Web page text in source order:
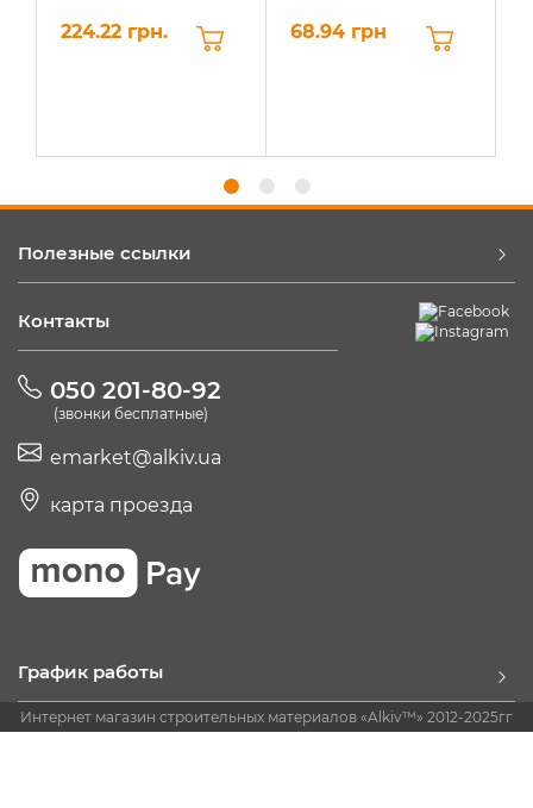
224.22 грн. 68.94 грн
Полезные ссылки
Контакты
050 201-80-92
(звонки бесплатные)
emarket@alkiv.ua
карта проезда
График работы
Интернет магазин строительных материалов «Alkiv™» 2012-2025гг